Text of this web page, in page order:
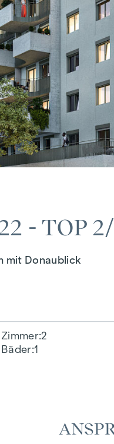
- TOP
mit Donaublick
Zimmer 2
Bäder 1